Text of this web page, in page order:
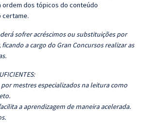
ordem dos tópicos do conteúdo
certame.
sofrer acréscimos ou substituições por
a cargo do Gran Concursos realizar as
mestres especializados na leitura como
a aprendizagem de maneira acelerada.